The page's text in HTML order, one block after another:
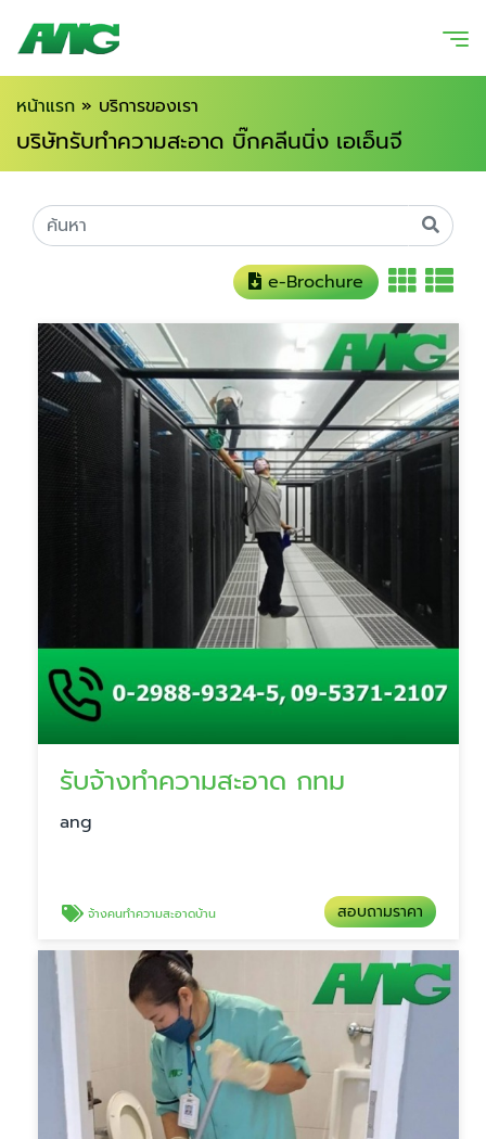
หน้าแรก » บริการของเรา
บริษัทรับทำความสะอาด บิ๊กคลีนนิ่ง เอเอ็นจี
e-Brochure
รับจ้างทำความสะอาด กทม
ang
จ้างคนทําความสะอาดบ้าน สอบถามราคา